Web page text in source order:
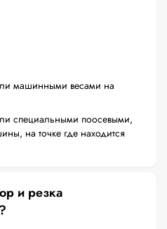
машинными весами на
специальными поосевыми,
на точке где находится
и резка